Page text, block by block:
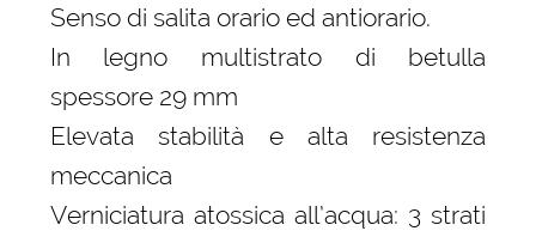
Senso di salita orario ed antiorario.
In legno multistrato di betulla
spessore 29 mm
Elevata stabilità e alta resistenza
meccanica
Verniciatura atossica all’acqua: 3 strati